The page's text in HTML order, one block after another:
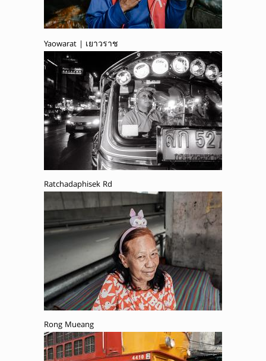
Yaowarat | เยาวราช
Ratchadaphisek Rd
Rong Mueang